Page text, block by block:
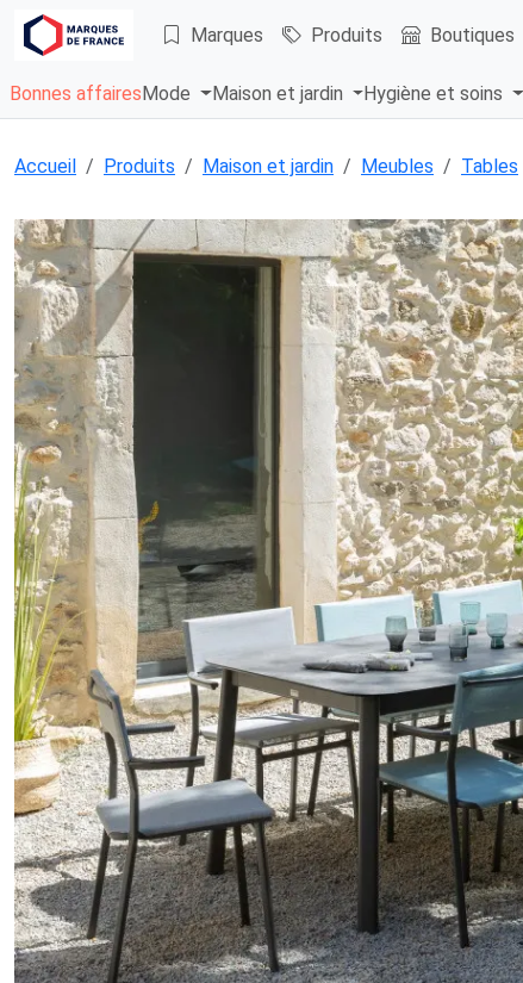
Marques Produits Boutiques
Bonnes affaires Mode Maison et jardin Hygiène et soins
Accueil Produits Maison et jardin Meubles Tables